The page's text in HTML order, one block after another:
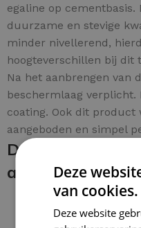
egaline op cementbasis.
duurzame en stevige
minder nivellerend,
hoogteverschillen bij dit
Na het aanbrengen van
beschermlaag
coating. Ook dit product
aangeboden en simpel
De betonlook
aanbrengen:
Deze
van cookies.
Deze website